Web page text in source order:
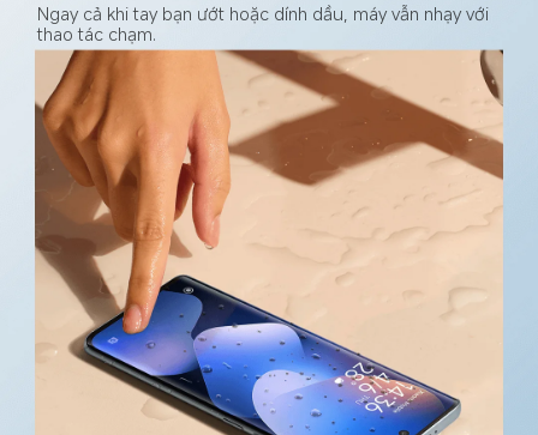
Ngay cả khi tay bạn ướt hoặc dính dầu, máy vẫn nhạy với
thao tác chạm.